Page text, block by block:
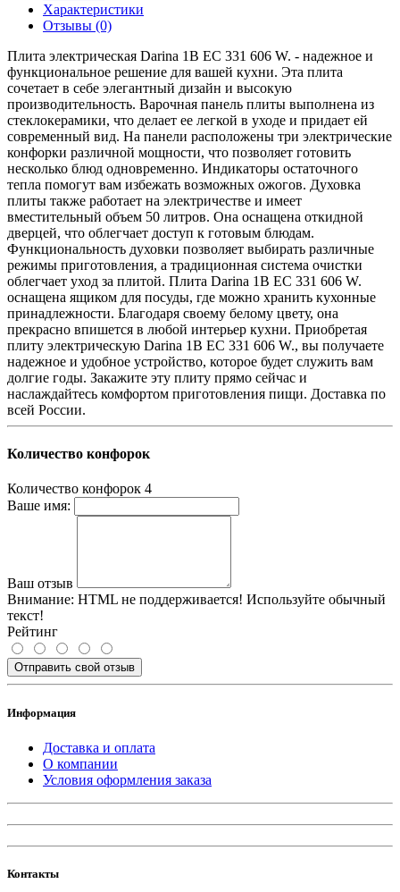
Характеристики
Отзывы (0)
Плита электрическая Darina 1B EC 331 606 W. - надежное и
функциональное решение для вашей кухни. Эта плита
сочетает в себе элегантный дизайн и высокую
производительность. Варочная панель плиты выполнена из
стеклокерамики, что делает ее легкой в уходе и придает ей
современный вид. На панели расположены три электрические
конфорки различной мощности, что позволяет готовить
несколько блюд одновременно. Индикаторы остаточного
тепла помогут вам избежать возможных ожогов. Духовка
плиты также работает на электричестве и имеет
вместительный объем 50 литров. Она оснащена откидной
дверцей, что облегчает доступ к готовым блюдам.
Функциональность духовки позволяет выбирать различные
режимы приготовления, а традиционная система очистки
облегчает уход за плитой. Плита Darina 1B EC 331 606 W.
оснащена ящиком для посуды, где можно хранить кухонные
принадлежности. Благодаря своему белому цвету, она
прекрасно впишется в любой интерьер кухни. Приобретая
плиту электрическую Darina 1B EC 331 606 W., вы получаете
надежное и удобное устройство, которое будет служить вам
долгие годы. Закажите эту плиту прямо сейчас и
наслаждайтесь комфортом приготовления пищи. Доставка по
всей России.
Количество конфорок
Количество конфорок 4
Ваше имя:
Ваш отзыв
Внимание: HTML не поддерживается! Используйте обычный
текст!
Рейтинг
Отправить свой отзыв
Информация
Доставка и оплата
О компании
Условия оформления заказа
Контакты